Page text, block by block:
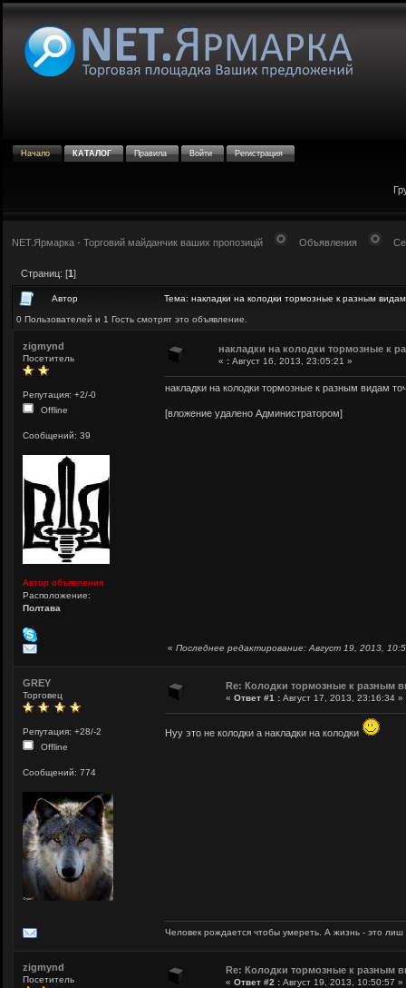
Начало КАТАЛОГ Правила Войти Регистрация
NET.Ярмарка - Торговий майданчик ваших пропозицій Объявления
Страниц: [1]
Автор Тема: накладки на колодки тормозные к разным
0 Пользователей и 1 Гость смотрят это объявление.
zigmynd
Посетитель
Репутация: +2/-0
Offline
Сообщений: 39
Автор объявления
Расположение:
Полтава
накладки на колодки тормозные к
« : Август 16, 2013, 23:05:21 »
накладки на колодки тормозные к разным видам
[вложение удалено Администратором]
« Последнее редактирование: Август 19, 2013,
GREY
Торговец
Репутация: +28/-2
Offline
Сообщений: 774
Re: Колодки тормозные к разным
« Ответ #1 : Август 17, 2013, 23:16:34 »
Нуу это не колодки а накладки на колодки
Человек рождается чтобы умереть. А жизнь - это
zigmynd
Посетитель
Re: Колодки тормозные к разным
« Ответ #2 : Август 19, 2013, 10:50:57 »